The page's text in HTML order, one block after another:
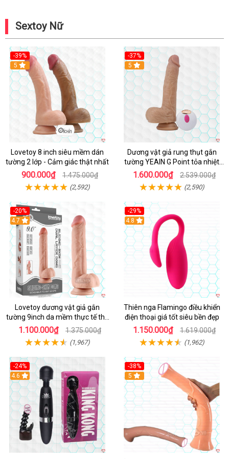
Sextoy Nữ
-39%
Hot
5
Lovetoy 8 inch siêu mềm dán
tường 2 lớp - Cảm giác thật nhất
900.000₫ 1.475.000₫
(2,592)
-37%
5
Dương vật giả rung thụt gắn
tường YEAIN G Point tỏa nhiệt
điều khiển từ xa
1.600.000₫ 2.539.000₫
(2,590)
-20%
Hot
4.7
Lovetoy dương vật giả gắn
tường 9inch da mềm thực tế thú
vị
1.100.000₫ 1.375.000₫
(1,967)
-29%
Hot
4.8
Thiên nga Flamingo điều khiển
điện thoại giá tốt siêu bền đẹp
1.150.000₫ 1.619.000₫
(1,962)
-24%
4.6
-38%
Hot
5